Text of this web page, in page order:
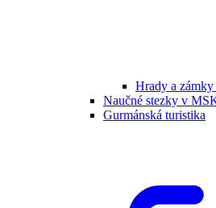
Hrady a
Naučné stezky v
Gurmánská turistika